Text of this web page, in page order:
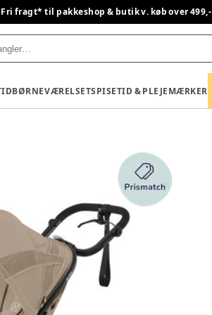
Fri fragt* til pakkeshop & butik v. køb over 499,-
BØRNEVÆRELSETSPISETID & PLEJEMÆRKER